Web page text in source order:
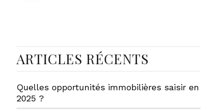
ARTICLES RÉCENTS
Quelles opportunités immobilières saisir en
2025 ?